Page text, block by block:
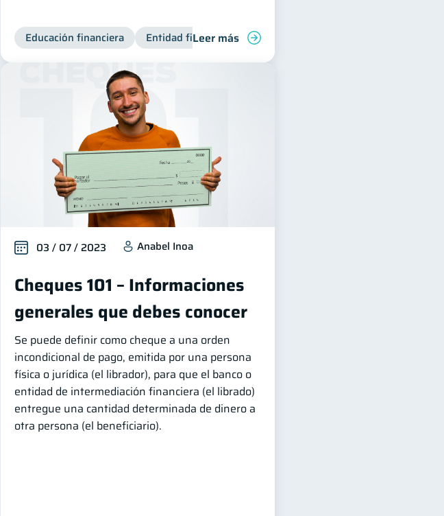
Finanzas para jóvenes Manejo de deudas Finanzas familiares
Educación financiera Entidad financiera Productos financieros
Leer más
03 / 07 / 2023 Anabel Inoa
Cheques 101 – Informaciones
generales que debes conocer
Se puede definir como cheque a una orden
incondicional de pago, emitida por una persona
física o jurídica (el librador), para que el banco o
entidad de intermediación financiera (el librado)
entregue una cantidad determinada de dinero a
otra persona (el beneficiario).